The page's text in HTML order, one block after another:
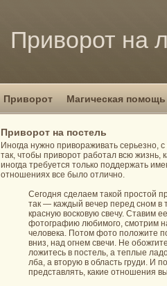
Приворот на
Приворот Магическая помощь
Приворот на постель
Иногда нужно привораживать серьезно,
так, чтобы приворот работал всю жизнь,
иногда требуется только поддержать
отношениях все было отлично.
Сегодня сделаем такой простой
так — каждый вечер перед сном в
красную восковую свечу. Ставим
фотографию любимого, смотрим
человека. Потом фото положите
вниз, над огнем свечи. Не
ложитесь в постель, а теплые
лба, а вторую в область груди. И
представлять, какие отношения